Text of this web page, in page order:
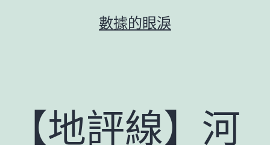
數據的眼淚
【地評線】河